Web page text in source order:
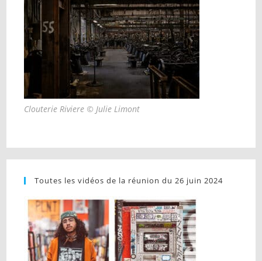
Clouterie Riviere © Julie Limont
Toutes les vidéos de la réunion du 26 juin 2024